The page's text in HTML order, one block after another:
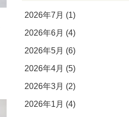
2026年7月 (1)
2026年6月 (4)
2026年5月 (6)
2026年4月 (5)
2026年3月 (2)
2026年1月 (4)